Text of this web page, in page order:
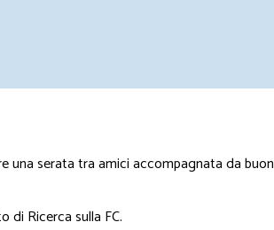
una serata tra amici accompagnata da buon
di Ricerca sulla FC.